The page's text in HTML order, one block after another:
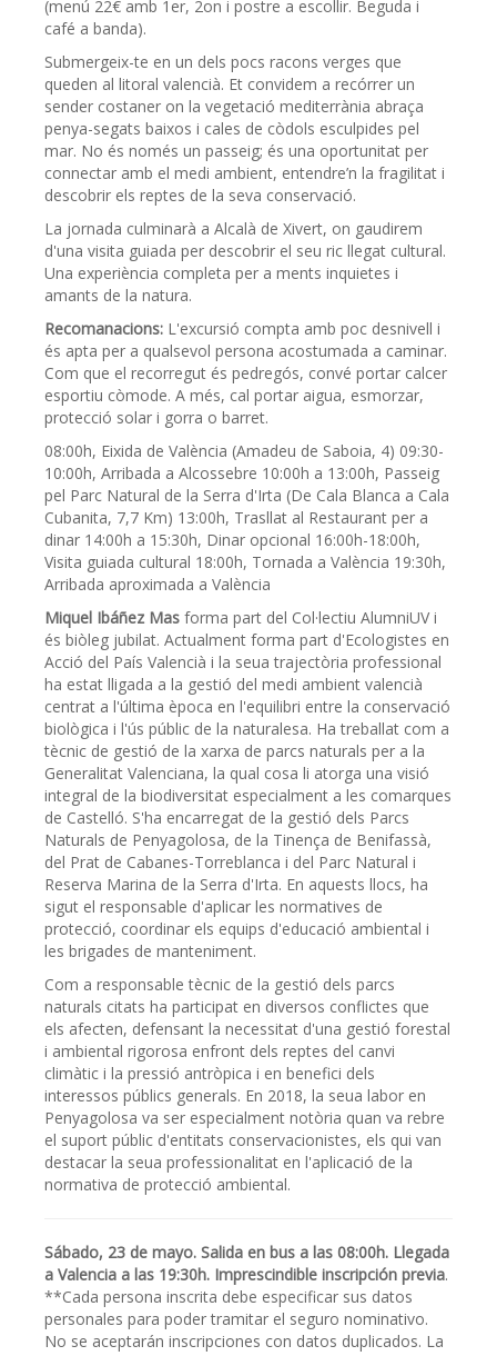
(menú 22€ amb 1er, 2on i postre a escollir. Beguda i
café a banda).
Submergeix-te en un dels pocs racons verges que
queden al litoral valencià. Et convidem a recórrer un
sender costaner on la vegetació mediterrània abraça
penya-segats baixos i cales de còdols esculpides pel
mar. No és només un passeig; és una oportunitat per
connectar amb el medi ambient, entendre’n la fragilitat i
descobrir els reptes de la seva conservació.
La jornada culminarà a Alcalà de Xivert, on gaudirem
d'una visita guiada per descobrir el seu ric llegat cultural.
Una experiència completa per a ments inquietes i
amants de la natura.
Recomanacions: L'excursió compta amb poc desnivell i
és apta per a qualsevol persona acostumada a caminar.
Com que el recorregut és pedregós, convé portar calcer
esportiu còmode. A més, cal portar aigua, esmorzar,
protecció solar i gorra o barret.
08:00h, Eixida de València (Amadeu de Saboia, 4) 09:30-
10:00h, Arribada a Alcossebre 10:00h a 13:00h, Passeig
pel Parc Natural de la Serra d'Irta (De Cala Blanca a Cala
Cubanita, 7,7 Km) 13:00h, Trasllat al Restaurant per a
dinar 14:00h a 15:30h, Dinar opcional 16:00h-18:00h,
Visita guiada cultural 18:00h, Tornada a València 19:30h,
Arribada aproximada a València
Miquel Ibáñez Mas forma part del Col·lectiu AlumniUV i
és biòleg jubilat. Actualment forma part d'Ecologistes en
Acció del País Valencià i la seua trajectòria professional
ha estat lligada a la gestió del medi ambient valencià
centrat a l'última època en l'equilibri entre la conservació
biològica i l'ús públic de la naturalesa. Ha treballat com a
tècnic de gestió de la xarxa de parcs naturals per a la
Generalitat Valenciana, la qual cosa li atorga una visió
integral de la biodiversitat especialment a les comarques
de Castelló. S'ha encarregat de la gestió dels Parcs
Naturals de Penyagolosa, de la Tinença de Benifassà,
del Prat de Cabanes-Torreblanca i del Parc Natural i
Reserva Marina de la Serra d'Irta. En aquests llocs, ha
sigut el responsable d'aplicar les normatives de
protecció, coordinar els equips d'educació ambiental i
les brigades de manteniment.
Com a responsable tècnic de la gestió dels parcs
naturals citats ha participat en diversos conflictes que
els afecten, defensant la necessitat d'una gestió forestal
i ambiental rigorosa enfront dels reptes del canvi
climàtic i la pressió antròpica i en benefici dels
interessos públics generals. En 2018, la seua labor en
Penyagolosa va ser especialment notòria quan va rebre
el suport públic d'entitats conservacionistes, els qui van
destacar la seua professionalitat en l'aplicació de la
normativa de protecció ambiental.
Sábado, 23 de mayo. Salida en bus a las 08:00h. Llegada
a Valencia a las 19:30h. Imprescindible inscripción previa.
**Cada persona inscrita debe especificar sus datos
personales para poder tramitar el seguro nominativo.
No se aceptarán inscripciones con datos duplicados. La